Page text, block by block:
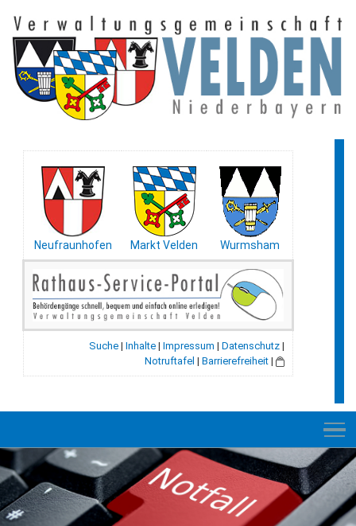
Neufraunhofen Markt Velden Wurmsham
Suche | Inhalte | Impressum | Datenschutz |
Notruftafel | Barrierefreiheit |
NEUES